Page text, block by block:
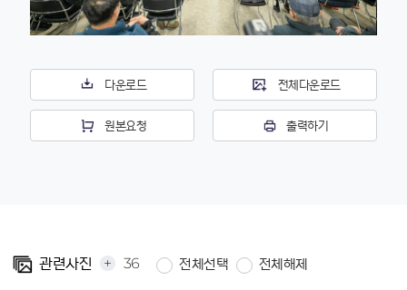
다운로드 전체다운로드
원본요청 출력하기
관련사진 + 36 전체선택 전체해제